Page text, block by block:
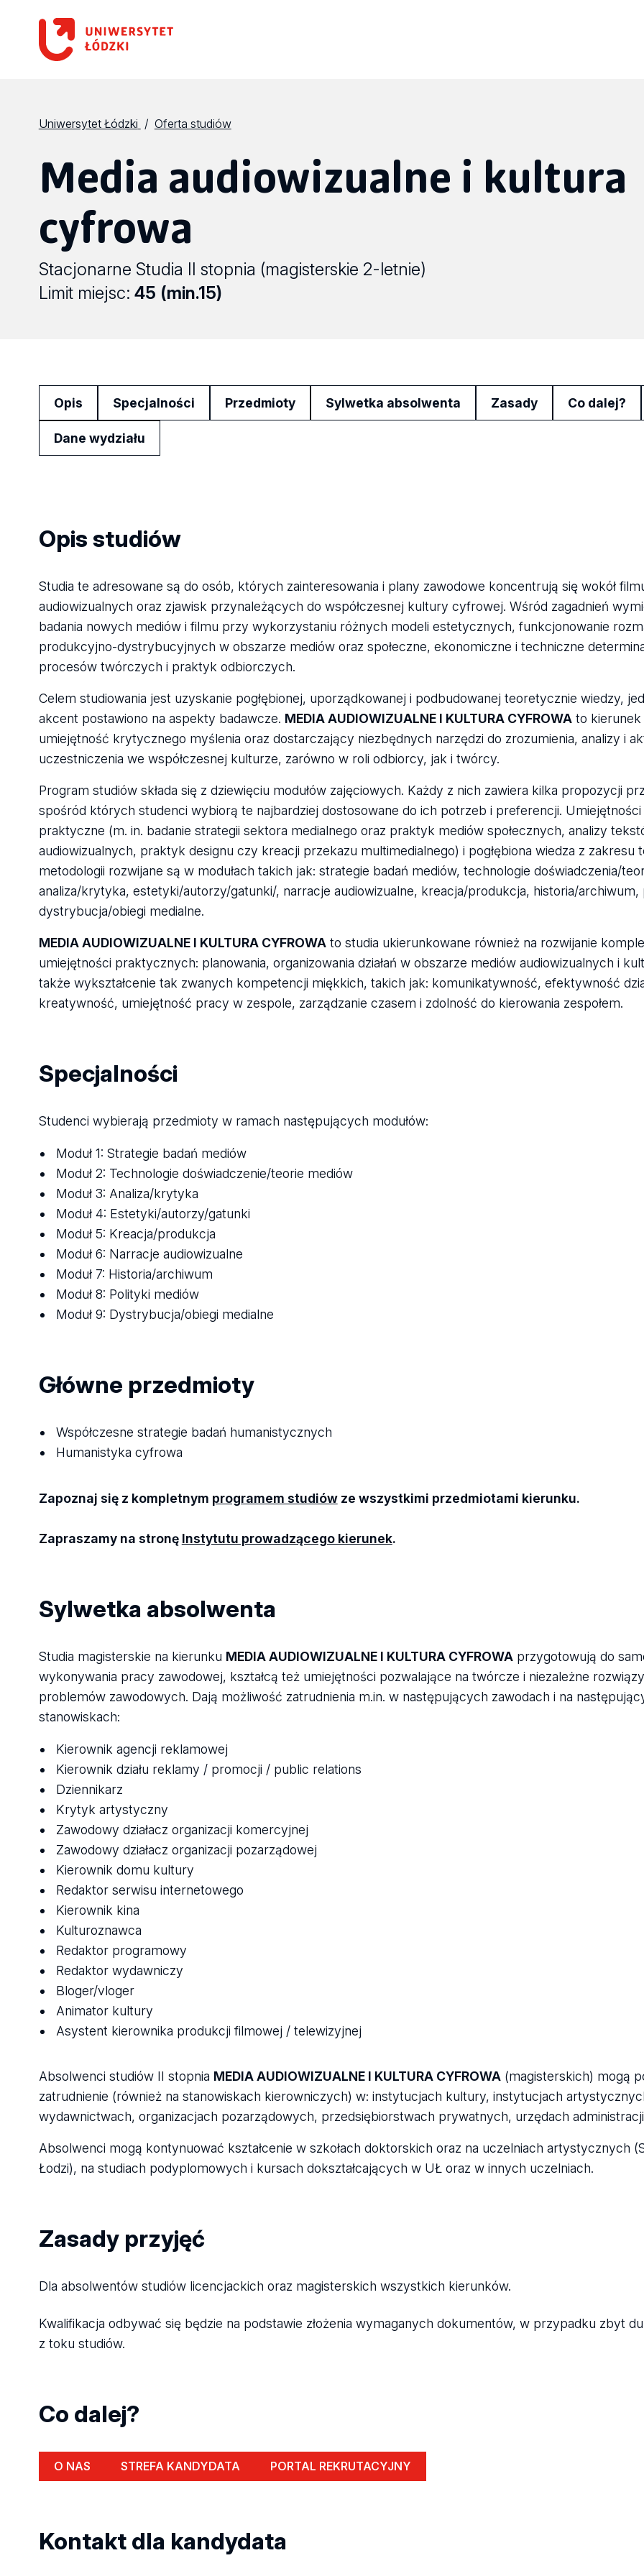
Uniwersytet Łódzki Oferta studiów
Media audiowizualne i kultura
cyfrowa
Stacjonarne Studia II stopnia (magisterskie 2-letnie)
Limit miejsc: 45 (min.15)
Opis Specjalności Przedmioty Sylwetka absolwenta Zasady Co dalej?
Dane wydziału
Opis studiów
Studia te adresowane są do osób, których zainteresowania i plany zawodowe koncentrują się wokół
audiowizualnych oraz zjawisk przynależących do współczesnej kultury cyfrowej. Wśród zagadnień
badania nowych mediów i filmu przy wykorzystaniu różnych modeli estetycznych, funkcjonowanie
produkcyjno-dystrybucyjnych w obszarze mediów oraz społeczne, ekonomiczne i techniczne
procesów twórczych i praktyk odbiorczych.
Celem studiowania jest uzyskanie pogłębionej, uporządkowanej i podbudowanej teoretycznie wiedzy,
akcent postawiono na aspekty badawcze. MEDIA AUDIOWIZUALNE I KULTURA CYFROWAto kierunek
umiejętność krytycznego myślenia oraz dostarczający niezbędnych narzędzi do zrozumienia, analizy i
uczestniczenia we współczesnej kulturze, zarówno w roli odbiorcy, jak i twórcy.
Program studiów składa się z dziewięciu modułów zajęciowych. Każdy z nich zawiera kilka propozycji
spośród których studenci wybiorą te najbardziej dostosowane do ich potrzeb i preferencji.
praktyczne (m. in. badanie strategii sektora medialnego oraz praktyk mediów społecznych, analizy
audiowizualnych, praktyk designu czy kreacji przekazu multimedialnego) i pogłębiona wiedza z zakresu
metodologii rozwijane są w modułach takich jak: strategie badań mediów, technologie doświadczenia/
analiza/krytyka, estetyki/autorzy/gatunki/, narracje audiowizualne, kreacja/produkcja, historia/archiwum,
dystrybucja/obiegi medialne.
MEDIA AUDIOWIZUALNE I KULTURA CYFROWAto studia ukierunkowane również na rozwijanie
umiejętności praktycznych: planowania, organizowania działań w obszarze mediów audiowizualnych i
także wykształcenie tak zwanych kompetencji miękkich, takich jak: komunikatywność, efektywność
kreatywność, umiejętność pracy w zespole, zarządzanie czasem i zdolność do kierowania zespołem.
Specjalności
Studenci wybierają przedmioty w ramach następujących modułów:
Moduł 1: Strategie badań mediów
Moduł 2: Technologie doświadczenie/teorie mediów
Moduł 3: Analiza/krytyka
Moduł 4: Estetyki/autorzy/gatunki
Moduł 5: Kreacja/produkcja
Moduł 6: Narracje audiowizualne
Moduł 7: Historia/archiwum
Moduł 8: Polityki mediów
Moduł 9: Dystrybucja/obiegi medialne
Główne przedmioty
Współczesne strategie badań humanistycznych
Humanistyka cyfrowa
Zapoznaj się z kompletnym programem studiówze wszystkimi przedmiotami kierunku.
Zapraszamy na stronę Instytutu prowadzącego kierunek.
Sylwetka absolwenta
Studia magisterskie na kierunku MEDIA AUDIOWIZUALNE I KULTURA CYFROWAprzygotowują do
wykonywania pracy zawodowej, kształcą też umiejętności pozwalające na twórcze i niezależne
problemów zawodowych. Dają możliwość zatrudnienia m.in. w następujących zawodach i na
stanowiskach:
Kierownik agencji reklamowej
Kierownik działu reklamy / promocji / public relations
Dziennikarz
Krytyk artystyczny
Zawodowy działacz organizacji komercyjnej
Zawodowy działacz organizacji pozarządowej
Kierownik domu kultury
Redaktor serwisu internetowego
Kierownik kina
Kulturoznawca
Redaktor programowy
Redaktor wydawniczy
Bloger/vloger
Animator kultury
Asystent kierownika produkcji filmowej / telewizyjnej
Absolwenci studiów II stopnia MEDIA AUDIOWIZUALNE I KULTURA CYFROWA(magisterskich) mogą
zatrudnienie (również na stanowiskach kierowniczych) w: instytucjach kultury, instytucjach
wydawnictwach, organizacjach pozarządowych, przedsiębiorstwach prywatnych, urzędach
Absolwenci mogą kontynuować kształcenie w szkołach doktorskich oraz na uczelniach artystycznych
Łodzi), na studiach podyplomowych i kursach dokształcających w UŁ oraz w innych uczelniach.
Zasady przyjęć
Dla absolwentów studiów licencjackich oraz magisterskich wszystkich kierunków.
Kwalifikacja odbywać się będzie na podstawie złożenia wymaganych dokumentów, w przypadku zbyt
z toku studiów.
Co dalej?
O NAS STREFA KANDYDATA PORTAL REKRUTACYJNY
Kontakt dla kandydata